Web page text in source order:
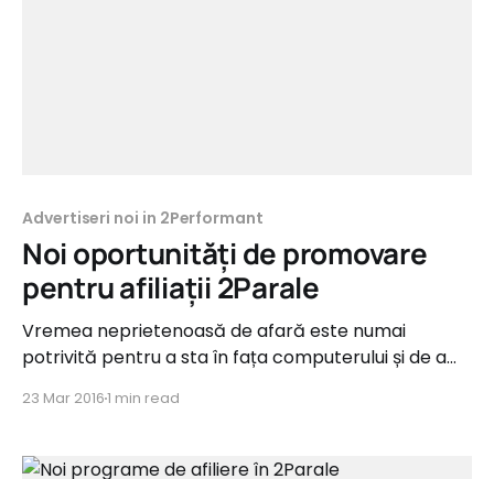
Advertiseri noi in 2Performant
Noi oportunități de promovare
pentru afiliații 2Parale
Vremea neprietenoasă de afară este numai
potrivită pentru a sta în fața computerului și de a
3 advertiseri în rețeau 2Parale, din categoriile
oferă comisioane de până la 10%. Iată ce programe
23 Mar 20161 min read